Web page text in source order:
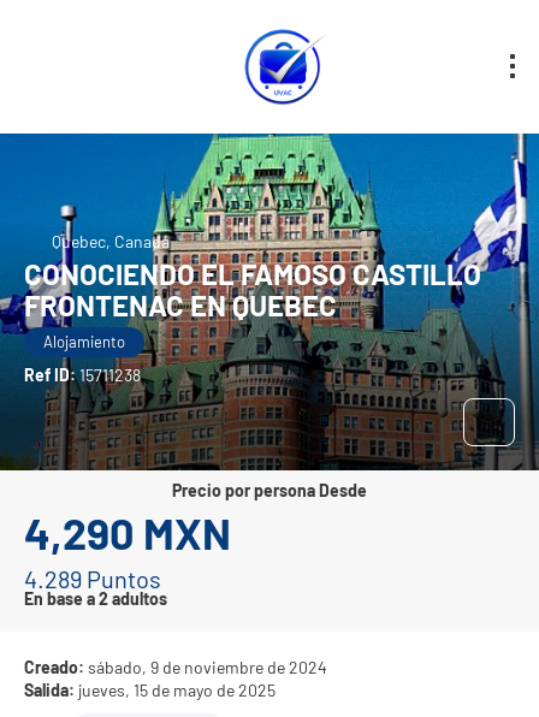
Quebec, Canadá
CONOCIENDO EL FAMOSO CASTILLO
FRONTENAC EN QUEBEC
Alojamiento
Ref ID:15711238
precio por persona Desde
4,290 MXN
4.289 Puntos
En base a 2 adultos
Creado: sábado, 9 de noviembre de 2024
Salida: jueves, 15 de mayo de 2025